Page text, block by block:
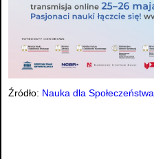
Źródło: Nauka dla Społeczeństwa